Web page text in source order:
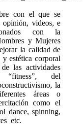
con el que se
opinión, videos, e
con la
y Mujeres
la calidad de
estética corporal
las actividades
“fitness”, del
la
áreas o
como el
dance, spinning,
etc.